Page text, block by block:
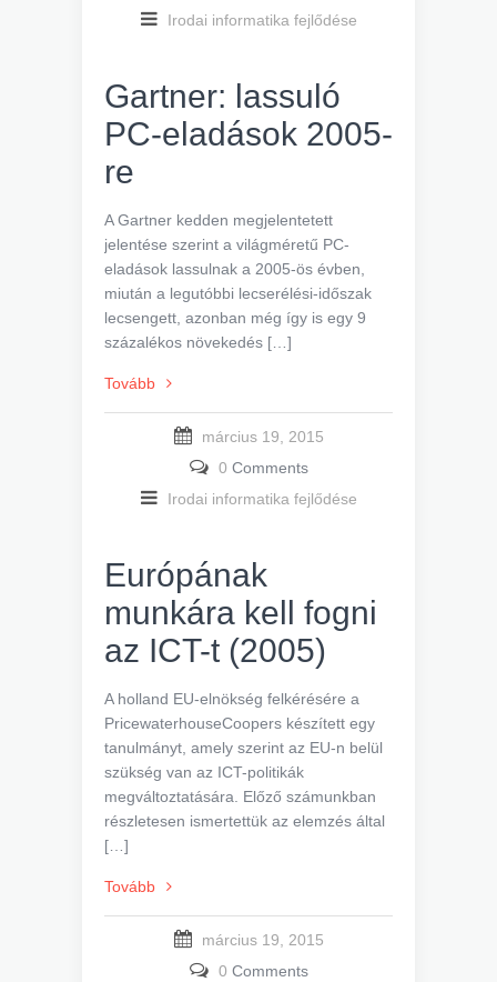
Irodai informatika fejlődése
Gartner: lassuló
PC-eladások 2005-
re
A Gartner kedden megjelentetett
jelentése szerint a világméretű PC-
eladások lassulnak a 2005-ös évben,
miután a legutóbbi lecserélési-időszak
lecsengett, azonban még így is egy 9
százalékos növekedés […]
Tovább
március 19, 2015
0 Comments
Irodai informatika fejlődése
Európának
munkára kell fogni
az ICT-t (2005)
A holland EU-elnökség felkérésére a
PricewaterhouseCoopers készített egy
tanulmányt, amely szerint az EU-n belül
szükség van az ICT-politikák
megváltoztatására. Előző számunkban
részletesen ismertettük az elemzés által
[…]
Tovább
március 19, 2015
0 Comments